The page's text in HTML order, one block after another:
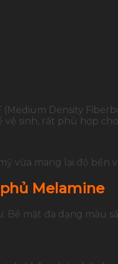
hiện đại
Density
sinh, rất phù hợp
vừa mang lại độ bền
Melamine
mặt đa dạng màu